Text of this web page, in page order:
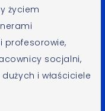
życiem
profesorowie,
socjalni,
i właściciele